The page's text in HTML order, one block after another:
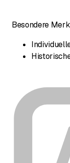
Besondere